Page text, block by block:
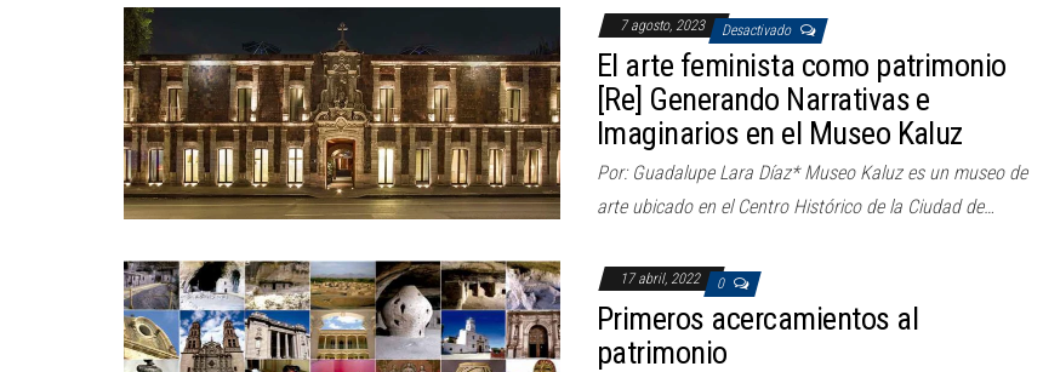
7 agosto, 2023 Desactivado
El arte feminista como patrimonio
[Re] Generando Narrativas e
Imaginarios en el Museo Kaluz
Por: Guadalupe Lara Díaz* Museo Kaluz es un museo de
arte ubicado en el Centro Histórico de la Ciudad de…
17 abril, 2022 0
Primeros acercamientos al
patrimonio